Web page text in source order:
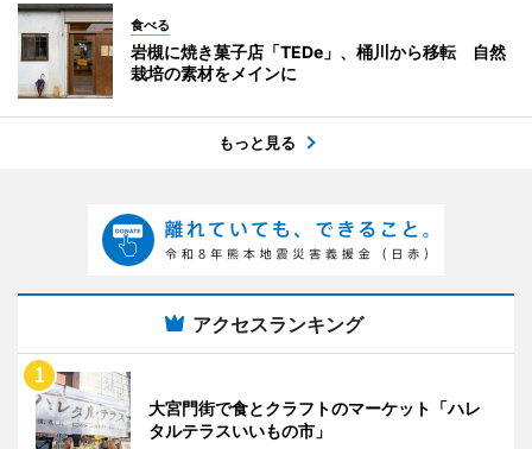
食べる
岩槻に焼き菓子店「TEDe」、桶川から移転 自然
栽培の素材をメインに
もっと見る
アクセスランキング
大宮門街で食とクラフトのマーケット「ハレ
タルテラスいいもの市」